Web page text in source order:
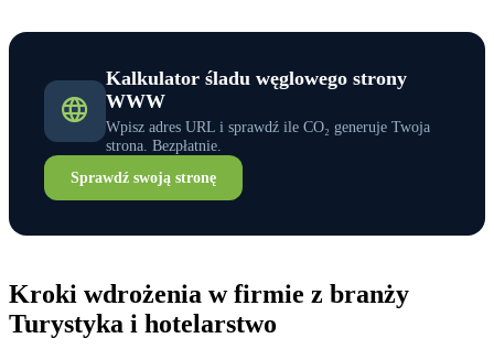
Kalkulator śladu węglowego strony
WWW
Wpisz adres URL i sprawdź ile CO₂ generuje Twoja
strona. Bezpłatnie.
Sprawdź swoją stronę
Kroki wdrożenia w firmie z branży
Turystyka i hotelarstwo